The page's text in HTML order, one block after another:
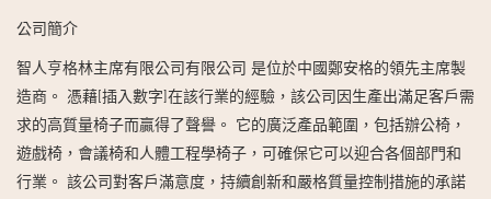
公司簡介
智人亨格林主席有限公司有限公司 是位於中國鄭安格的領先主席製
造商。 憑藉[插入數字]在該行業的經驗，該公司因生產出滿足客戶需
求的高質量椅子而贏得了聲譽。 它的廣泛產品範圍，包括辦公椅，
遊戲椅，會議椅和人體工程學椅子，可確保它可以迎合各個部門和
行業。 該公司對客戶滿意度，持續創新和嚴格質量控制措施的承諾